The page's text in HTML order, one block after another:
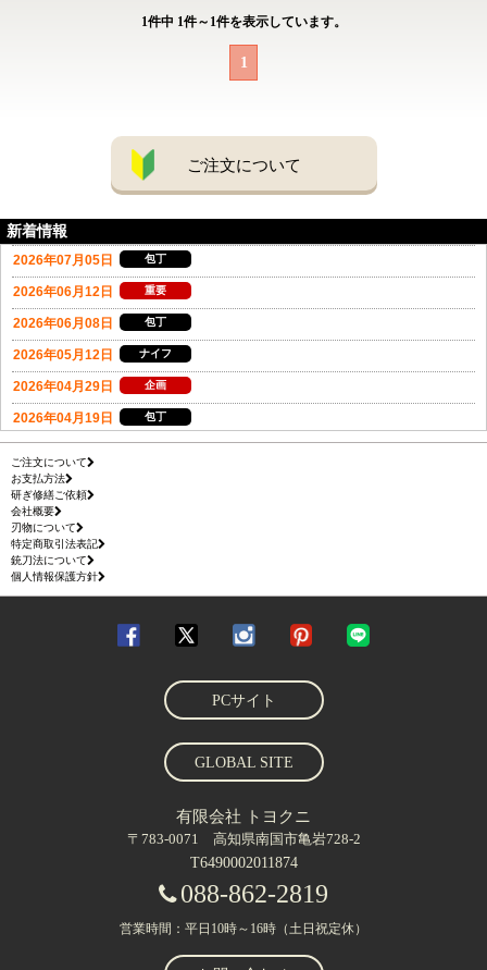
1件中 1件～ 1件を表示しています。
1
ご注文について
新着情報
ご注文について
お支払方法
研ぎ修繕ご依頼
会社概要
刃物について
特定商取引法表記
銃刀法について
個人情報保護方針
PCサイト
GLOBAL SITE
有限会社 トヨクニ
〒783-0071 高知県南国市亀岩728-2
T6490002011874
088-862-2819
営業時間：平日10時～16時（土日祝定休）